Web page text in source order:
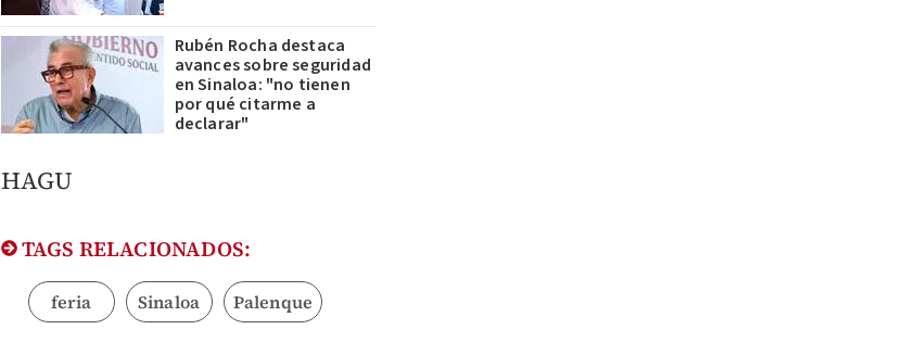
Rubén Rocha destaca
avances sobre seguridad
en Sinaloa: "no tienen
por qué citarme a
declarar"
HAGU
TAGS RELACIONADOS:
feria Sinaloa Palenque